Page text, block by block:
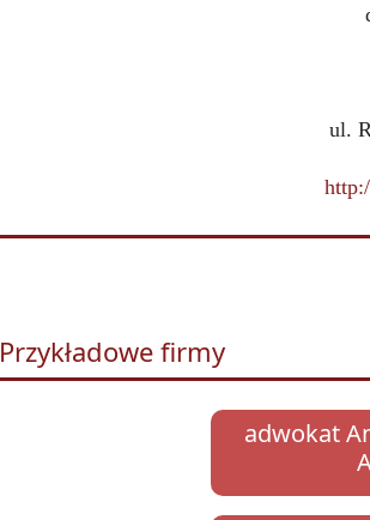
ul.
Przykładowe firmy
adwokat